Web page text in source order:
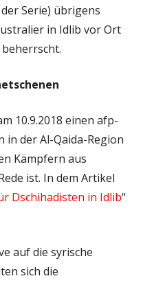
Serie) übrigens
in Idlib vor Ort
10.9.2018 einen afp-
der Al-Qaida-Region
Kämpfern aus
ist. In dem Artikel
Dschihadisten in Idlib“
auf die syrische
sich die